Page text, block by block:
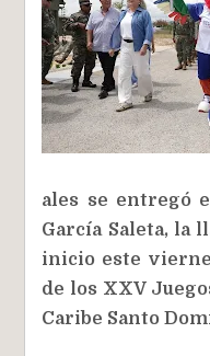
ales se entregó
García Saleta, la
inicio este
de los XXV
Caribe Santo